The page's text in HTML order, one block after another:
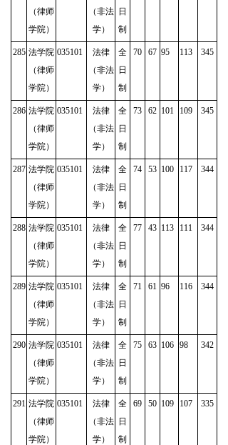
（律师
学院）
（非法
学）
日
制
285 法学院
（律师
学院）
035101
法律
（非法
学）
全
日
制
70 67 95 113 345
286 法学院
（律师
学院）
035101
法律
（非法
学）
全
日
制
73 62 101 109 345
287 法学院
（律师
学院）
035101
法律
（非法
学）
全
日
制
74 53 100 117 344
288 法学院
（律师
学院）
035101
法律
（非法
学）
全
日
制
77 43 113 111 344
289 法学院
（律师
学院）
035101
法律
（非法
学）
全
日
制
71 61 96 116 344
290 法学院
（律师
学院）
035101
法律
（非法
学）
全
日
制
75 63 106 98 342
291 法学院
（律师
学院）
035101
法律
（非法
学）
全
日
制
69 50 109 107 335